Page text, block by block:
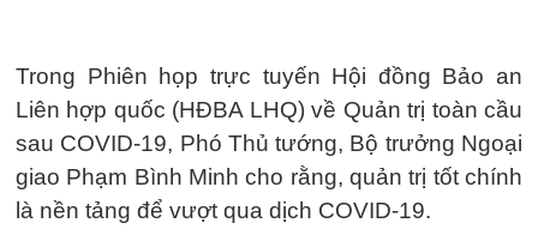
Trong Phiên họp trực tuyến Hội đồng Bảo an
Liên hợp quốc (HĐBA LHQ) về Quản trị toàn cầu
sau COVID-19, Phó Thủ tướng, Bộ trưởng Ngoại
giao Phạm Bình Minh cho rằng, quản trị tốt chính
là nền tảng để vượt qua dịch COVID-19.